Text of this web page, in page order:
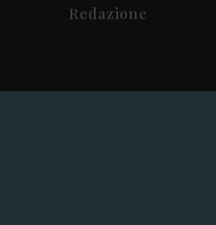
Redazione